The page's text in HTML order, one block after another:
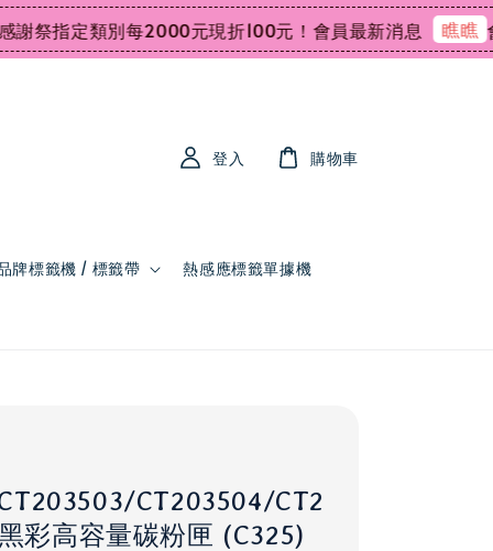
指定類別每2000元現折100元！會員最新消息 瞧瞧 會員
牌標籤機 / 標籤帶 熱感應標籤單據機
登入 購物車
CT203504/CT2
彩高容量碳粉匣 (C325)